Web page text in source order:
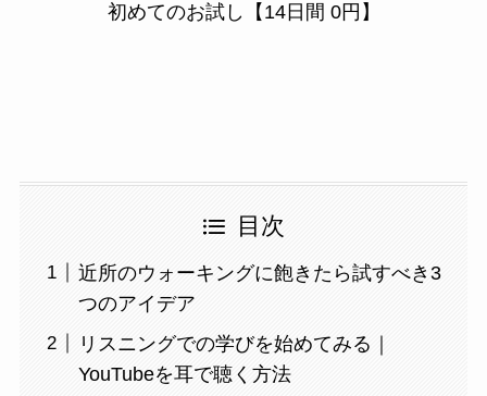
初めてのお試し【14日間 0円】
目次
近所のウォーキングに飽きたら試すべき3
つのアイデア
リスニングでの学びを始めてみる｜
YouTubeを耳で聴く方法